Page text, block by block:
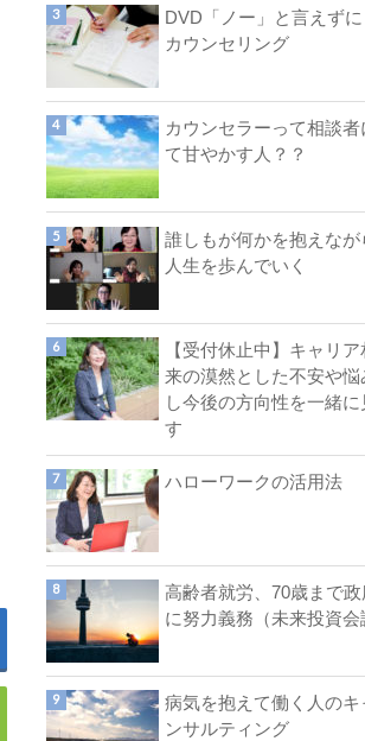
DVD「ノー」と言えず
カウンセリング
カウンセラーって相談者
て甘やかす人？？
誰しもが何かを抱えなが
人生を歩んでいく
【受付休止中】キャリ
来の漠然とした不安や悩
し今後の方向性を一緒に
す
ハローワークの活用法
高齢者就労、70歳まで
に努力義務（未来投資会
病気を抱えて働く人のキ
ンサルティング